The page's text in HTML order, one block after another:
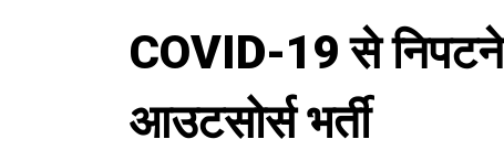
COVID-19 से निपटने
आउटसोर्स भर्ती